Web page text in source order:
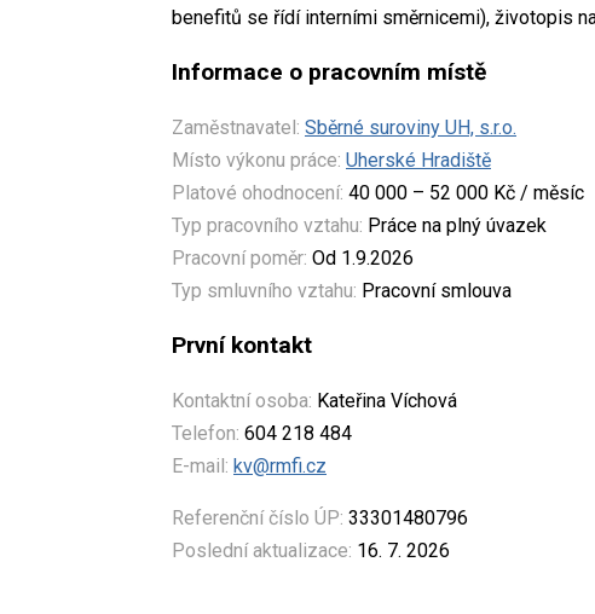
benefitů se řídí interními směrnicemi), životopis
Informace o pracovním místě
Zaměstnavatel: Sběrné suroviny UH, s.r.o.
Místo výkonu práce: Uherské Hradiště
Platové ohodnocení: 40 000 – 52 000 Kč / měsíc
Typ pracovního vztahu: Práce na plný úvazek
Pracovní poměr: Od 1.9.2026
Typ smluvního vztahu: Pracovní smlouva
První kontakt
Kontaktní osoba: Kateřina Víchová
Telefon: 604 218 484
E-mail: kv@rmfi.cz
Referenční číslo ÚP: 33301480796
Poslední aktualizace: 16. 7. 2026